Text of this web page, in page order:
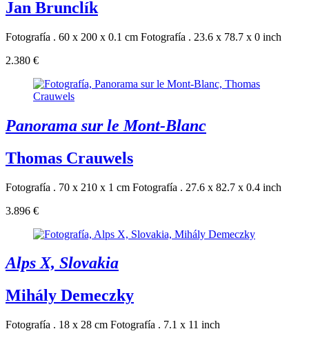
Jan Brunclík
Fotografía . 60 x 200 x 0.1 cm Fotografía . 23.6 x 78.7 x 0 inch
2.380 €
Panorama sur le Mont-Blanc
Thomas Crauwels
Fotografía . 70 x 210 x 1 cm Fotografía . 27.6 x 82.7 x 0.4 inch
3.896 €
Alps X, Slovakia
Mihály Demeczky
Fotografía . 18 x 28 cm Fotografía . 7.1 x 11 inch